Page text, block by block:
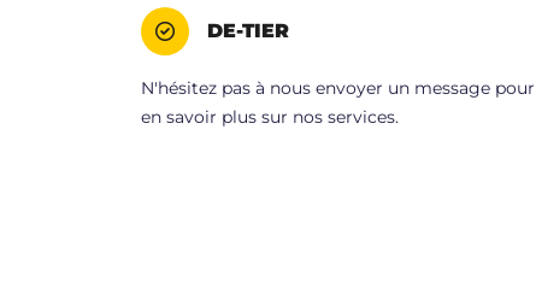
DE-TIER
N'hésitez pas à nous envoyer un message pour
en savoir plus sur nos services.